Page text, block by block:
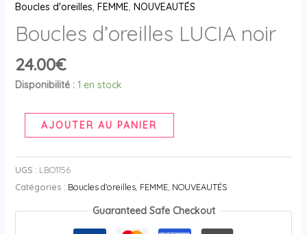
Boucles d'oreilles, FEMME, NOUVEAUTÉS
Boucles d’oreilles LUCIA noir
24.00€
Disponibilité : 1 en stock
AJOUTER AU PANIER
UGS : LBO1156
Catégories : Boucles d'oreilles, FEMME, NOUVEAUTÉS
Guaranteed Safe Checkout